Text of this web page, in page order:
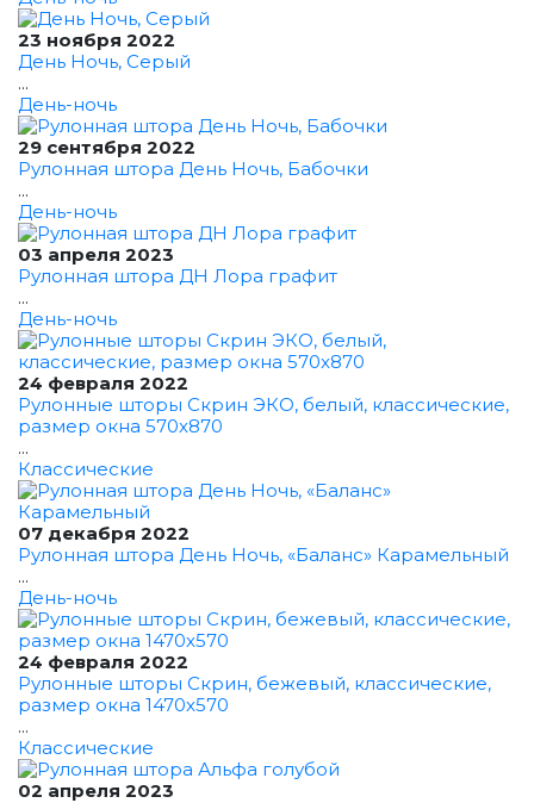
23 ноября 2022
День Ночь, Серый
...
День-ночь
29 сентября 2022
Рулонная штора День Ночь, Бабочки
...
День-ночь
03 апреля 2023
Рулонная штора ДН Лора графит
...
День-ночь
24 февраля 2022
Рулонные шторы Скрин ЭКО, белый, классические,
размер окна 570x870
...
Классические
07 декабря 2022
Рулонная штора День Ночь, «Баланс» Карамельный
...
День-ночь
24 февраля 2022
Рулонные шторы Скрин, бежевый, классические,
размер окна 1470x570
...
Классические
02 апреля 2023